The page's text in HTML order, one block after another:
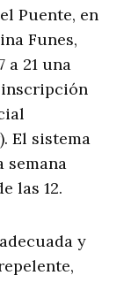
Puente, en
Funes,
a 21 una
El sistema
semana
las 12.
y